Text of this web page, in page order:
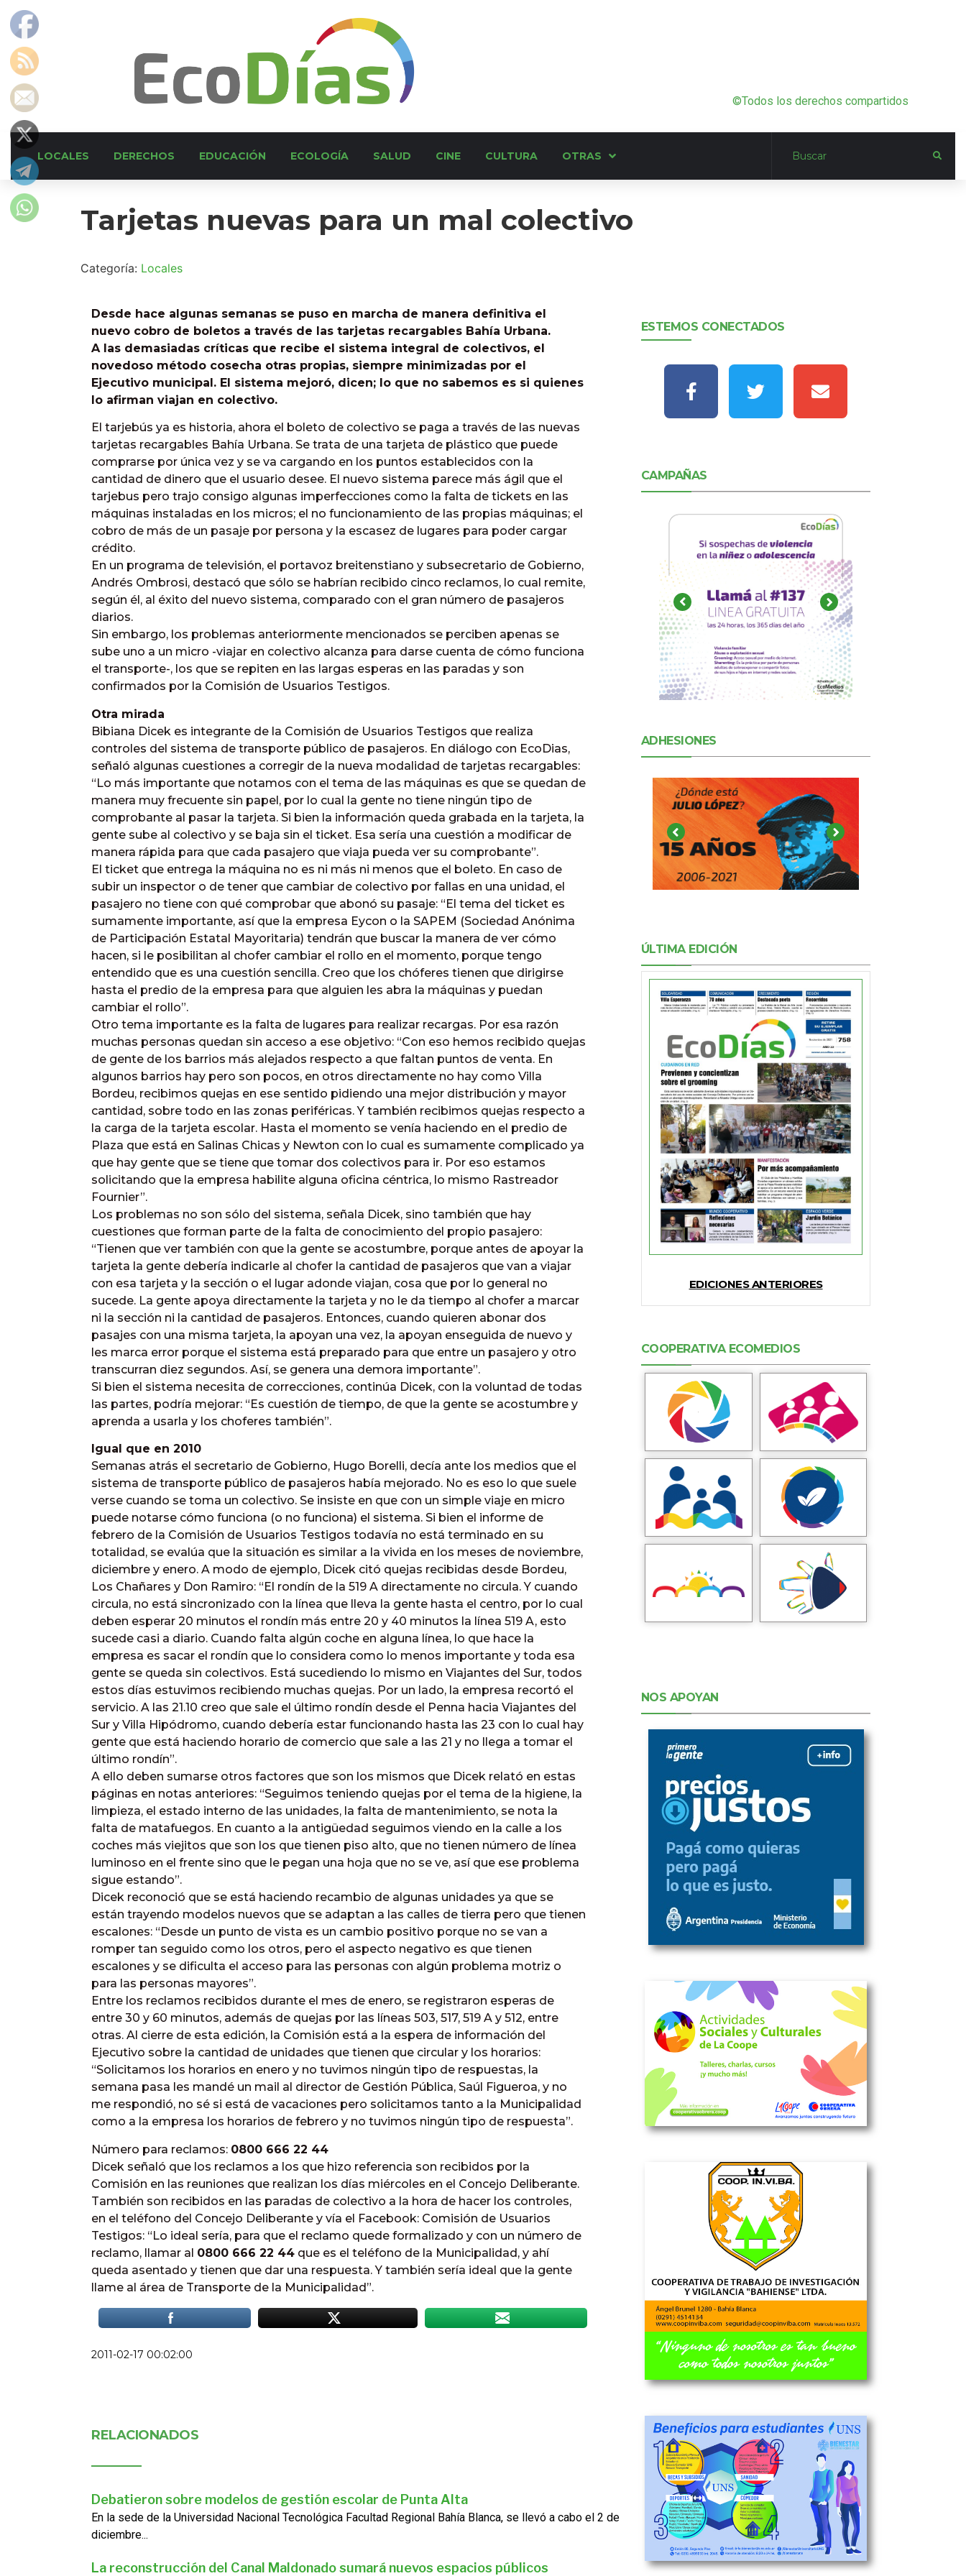
©Todos los derechos compartidos
LOCALES DERECHOS EDUCACIÓN ECOLOGÍA SALUD CINE CULTURA OTRAS
Tarjetas nuevas para un mal colectivo
Categoría: Locales
Desde hace algunas semanas se puso en marcha de manera definitiva el
nuevo cobro de boletos a través de las tarjetas recargables Bahía Urbana.
A las demasiadas críticas que recibe el sistema integral de colectivos, el
novedoso método cosecha otras propias, siempre minimizadas por el
Ejecutivo municipal. El sistema mejoró, dicen; lo que no sabemos es si quienes
lo afirman viajan en colectivo.
El tarjebús ya es historia, ahora el boleto de colectivo se paga a través de las nuevas
tarjetas recargables Bahía Urbana. Se trata de una tarjeta de plástico que puede
comprarse por única vez y se va cargando en los puntos establecidos con la
cantidad de dinero que el usuario desee. El nuevo sistema parece más ágil que el
tarjebus pero trajo consigo algunas imperfecciones como la falta de tickets en las
máquinas instaladas en los micros; el no funcionamiento de las propias máquinas; el
cobro de más de un pasaje por persona y la escasez de lugares para poder cargar
crédito.
En un programa de televisión, el portavoz breitenstiano y subsecretario de Gobierno,
Andrés Ombrosi, destacó que sólo se habrían recibido cinco reclamos, lo cual remite,
según él, al éxito del nuevo sistema, comparado con el gran número de pasajeros
diarios.
Sin embargo, los problemas anteriormente mencionados se perciben apenas se
sube uno a un micro -viajar en colectivo alcanza para darse cuenta de cómo funciona
el transporte-, los que se repiten en las largas esperas en las paradas y son
confirmados por la Comisión de Usuarios Testigos.
Otra mirada
Bibiana Dicek es integrante de la Comisión de Usuarios Testigos que realiza
controles del sistema de transporte público de pasajeros. En diálogo con EcoDias,
señaló algunas cuestiones a corregir de la nueva modalidad de tarjetas recargables:
“Lo más importante que notamos con el tema de las máquinas es que se quedan de
manera muy frecuente sin papel, por lo cual la gente no tiene ningún tipo de
comprobante al pasar la tarjeta. Si bien la información queda grabada en la tarjeta, la
gente sube al colectivo y se baja sin el ticket. Esa sería una cuestión a modificar de
manera rápida para que cada pasajero que viaja pueda ver su comprobante”.
El ticket que entrega la máquina no es ni más ni menos que el boleto. En caso de
subir un inspector o de tener que cambiar de colectivo por fallas en una unidad, el
pasajero no tiene con qué comprobar que abonó su pasaje: “El tema del ticket es
sumamente importante, así que la empresa Eycon o la SAPEM (Sociedad Anónima
de Participación Estatal Mayoritaria) tendrán que buscar la manera de ver cómo
hacen, si le posibilitan al chofer cambiar el rollo en el momento, porque tengo
entendido que es una cuestión sencilla. Creo que los chóferes tienen que dirigirse
hasta el predio de la empresa para que alguien les abra la máquinas y puedan
cambiar el rollo”.
Otro tema importante es la falta de lugares para realizar recargas. Por esa razón
muchas personas quedan sin acceso a ese objetivo: “Con eso hemos recibido quejas
de gente de los barrios más alejados respecto a que faltan puntos de venta. En
algunos barrios hay pero son pocos, en otros directamente no hay como Villa
Bordeu, recibimos quejas en ese sentido pidiendo una mejor distribución y mayor
cantidad, sobre todo en las zonas periféricas. Y también recibimos quejas respecto a
la carga de la tarjeta escolar. Hasta el momento se venía haciendo en el predio de
Plaza que está en Salinas Chicas y Newton con lo cual es sumamente complicado ya
que hay gente que se tiene que tomar dos colectivos para ir. Por eso estamos
solicitando que la empresa habilite alguna oficina céntrica, lo mismo Rastreador
Fournier”.
Los problemas no son sólo del sistema, señala Dicek, sino también que hay
cuestiones que forman parte de la falta de conocimiento del propio pasajero:
“Tienen que ver también con que la gente se acostumbre, porque antes de apoyar la
tarjeta la gente debería indicarle al chofer la cantidad de pasajeros que van a viajar
con esa tarjeta y la sección o el lugar adonde viajan, cosa que por lo general no
sucede. La gente apoya directamente la tarjeta y no le da tiempo al chofer a marcar
ni la sección ni la cantidad de pasajeros. Entonces, cuando quieren abonar dos
pasajes con una misma tarjeta, la apoyan una vez, la apoyan enseguida de nuevo y
les marca error porque el sistema está preparado para que entre un pasajero y otro
transcurran diez segundos. Así, se genera una demora importante”.
Si bien el sistema necesita de correcciones, continúa Dicek, con la voluntad de todas
las partes, podría mejorar: “Es cuestión de tiempo, de que la gente se acostumbre y
aprenda a usarla y los choferes también”.
Igual que en 2010
Semanas atrás el secretario de Gobierno, Hugo Borelli, decía ante los medios que el
sistema de transporte público de pasajeros había mejorado. No es eso lo que suele
verse cuando se toma un colectivo. Se insiste en que con un simple viaje en micro
puede notarse cómo funciona (o no funciona) el sistema. Si bien el informe de
febrero de la Comisión de Usuarios Testigos todavía no está terminado en su
totalidad, se evalúa que la situación es similar a la vivida en los meses de noviembre,
diciembre y enero. A modo de ejemplo, Dicek citó quejas recibidas desde Bordeu,
Los Chañares y Don Ramiro: “El rondín de la 519 A directamente no circula. Y cuando
circula, no está sincronizado con la línea que lleva la gente hasta el centro, por lo cual
deben esperar 20 minutos el rondín más entre 20 y 40 minutos la línea 519 A, esto
sucede casi a diario. Cuando falta algún coche en alguna línea, lo que hace la
empresa es sacar el rondín que lo considera como lo menos importante y toda esa
gente se queda sin colectivos. Está sucediendo lo mismo en Viajantes del Sur, todos
estos días estuvimos recibiendo muchas quejas. Por un lado, la empresa recortó el
servicio. A las 21.10 creo que sale el último rondín desde el Penna hacia Viajantes del
Sur y Villa Hipódromo, cuando debería estar funcionando hasta las 23 con lo cual hay
gente que está haciendo horario de comercio que sale a las 21 y no llega a tomar el
último rondín”.
A ello deben sumarse otros factores que son los mismos que Dicek relató en estas
páginas en notas anteriores: “Seguimos teniendo quejas por el tema de la higiene, la
limpieza, el estado interno de las unidades, la falta de mantenimiento, se nota la
falta de matafuegos. En cuanto a la antigüedad seguimos viendo en la calle a los
coches más viejitos que son los que tienen piso alto, que no tienen número de línea
luminoso en el frente sino que le pegan una hoja que no se ve, así que ese problema
sigue estando”.
Dicek reconoció que se está haciendo recambio de algunas unidades ya que se
están trayendo modelos nuevos que se adaptan a las calles de tierra pero que tienen
escalones: “Desde un punto de vista es un cambio positivo porque no se van a
romper tan seguido como los otros, pero el aspecto negativo es que tienen
escalones y se dificulta el acceso para las personas con algún problema motriz o
para las personas mayores”.
Entre los reclamos recibidos durante el mes de enero, se registraron esperas de
entre 30 y 60 minutos, además de quejas por las líneas 503, 517, 519 A y 512, entre
otras. Al cierre de esta edición, la Comisión está a la espera de información del
Ejecutivo sobre la cantidad de unidades que tienen que circular y los horarios:
“Solicitamos los horarios en enero y no tuvimos ningún tipo de respuestas, la
semana pasa les mandé un mail al director de Gestión Pública, Saúl Figueroa, y no
me respondió, no sé si está de vacaciones pero solicitamos tanto a la Municipalidad
como a la empresa los horarios de febrero y no tuvimos ningún tipo de respuesta”.
Número para reclamos: 0800 666 22 44
Dicek señaló que los reclamos a los que hizo referencia son recibidos por la
Comisión en las reuniones que realizan los días miércoles en el Concejo Deliberante.
También son recibidos en las paradas de colectivo a la hora de hacer los controles,
en el teléfono del Concejo Deliberante y vía el Facebook: Comisión de Usuarios
Testigos: “Lo ideal sería, para que el reclamo quede formalizado y con un número de
reclamo, llamar al 0800 666 22 44 que es el teléfono de la Municipalidad, y ahí
queda asentado y tienen que dar una respuesta. Y también sería ideal que la gente
llame al área de Transporte de la Municipalidad”.
2011-02-17 00:02:00
RELACIONADOS
Debatieron sobre modelos de gestión escolar de Punta Alta
En la sede de la Universidad Nacional Tecnológica Facultad Regional Bahía Blanca, se llevó a cabo el 2 de
diciembre...
La reconstrucción del Canal Maldonado sumará nuevos espacios públicos
ESTEMOS CONECTADOS
CAMPAÑAS
ADHESIONES
ÚLTIMA EDICIÓN
EDICIONES ANTERIORES
COOPERATIVA ECOMEDIOS
NOS APOYAN